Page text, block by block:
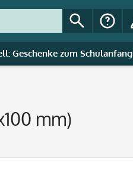
Geschenke zum Schulanfang
mm)